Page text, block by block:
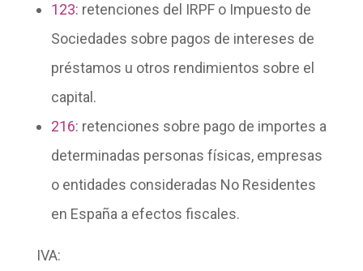
123: retenciones del IRPF o Impuesto de
Sociedades sobre pagos de intereses de
préstamos u otros rendimientos sobre el
capital.
216: retenciones sobre pago de importes a
determinadas personas físicas, empresas
o entidades consideradas No Residentes
en España a efectos fiscales.
IVA: